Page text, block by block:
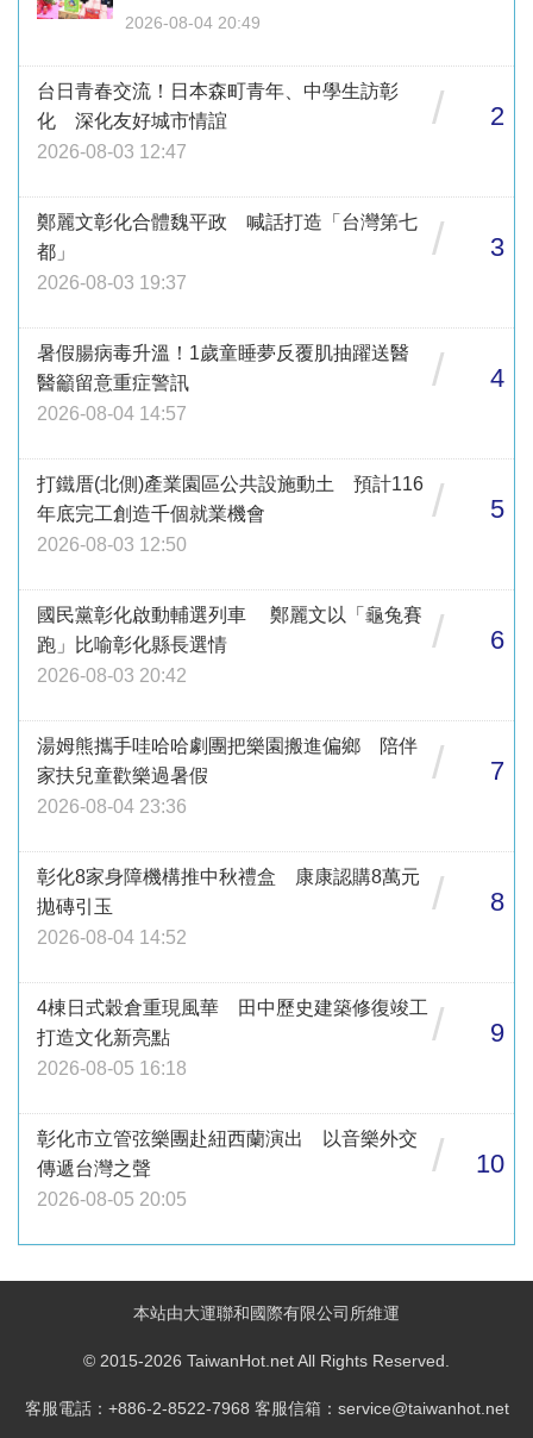
2026-08-04 20:49
台日青春交流！日本森町青年、中學生訪彰
化 深化友好城市情誼
2026-08-03 12:47
/ 2
鄭麗文彰化合體魏平政 喊話打造「台灣第七
都」
2026-08-03 19:37
/ 3
暑假腸病毒升溫！1歲童睡夢反覆肌抽躍送醫
醫籲留意重症警訊
2026-08-04 14:57
/ 4
打鐵厝(北側)產業園區公共設施動土 預計116
年底完工創造千個就業機會
2026-08-03 12:50
/ 5
國民黨彰化啟動輔選列車 鄭麗文以「龜兔賽
跑」比喻彰化縣長選情
2026-08-03 20:42
/ 6
湯姆熊攜手哇哈哈劇團把樂園搬進偏鄉 陪伴
家扶兒童歡樂過暑假
2026-08-04 23:36
/ 7
彰化8家身障機構推中秋禮盒 康康認購8萬元
拋磚引玉
2026-08-04 14:52
/ 8
4棟日式穀倉重現風華 田中歷史建築修復竣工
打造文化新亮點
2026-08-05 16:18
/ 9
彰化市立管弦樂團赴紐西蘭演出 以音樂外交
傳遞台灣之聲
2026-08-05 20:05
/ 10
本站由大運聯和國際有限公司所維運
© 2015-2026 TaiwanHot.net All Rights Reserved.
客服電話：+886-2-8522-7968 客服信箱：service@taiwanhot.net